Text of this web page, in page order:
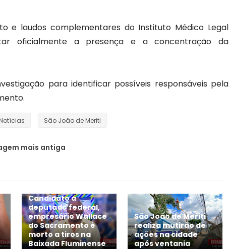
e laudos complementares do Instituto Médico Legal
oficialmente a presença e a concentração da
para identificar possíveis responsáveis pela
São João de Meriti
mais antiga
Candidato a
deputado federal,
empresário Wallace
do Sacramento é
morto a tiros na
Baixada Fluminense
São João de Meriti
realiza mutirão de
ações na cidade
após ventania